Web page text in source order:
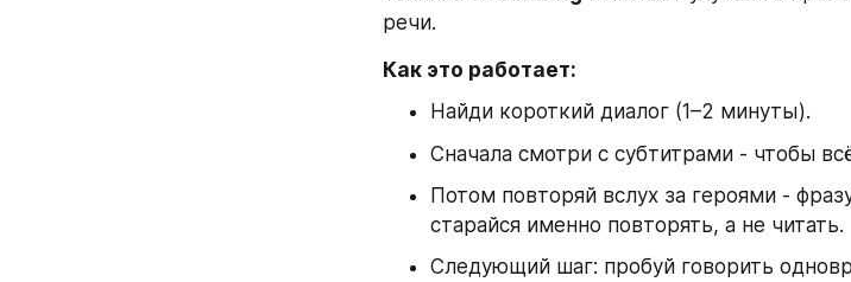
речи.
Как это работает:
Найди короткий диалог (1–2 минуты).
Сначала смотри с субтитрами - чтобы
Потом повторяй вслух за героями -
старайся именно повторять, а не читать.
Следующий шаг: пробуй говорить